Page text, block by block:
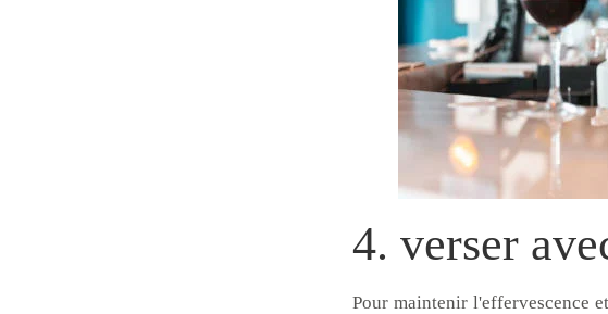
4. verser
Pour maintenir l'effervescence